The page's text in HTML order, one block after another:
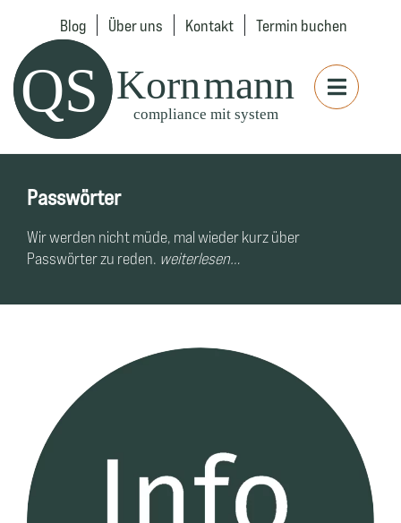
Blog Über uns Kontakt Termin buchen
Passwörter
Wir werden nicht müde, mal wieder kurz über
Passwörter zu reden. weiterlesen…